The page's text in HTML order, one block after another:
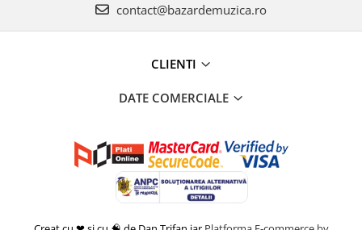
contact@bazardemuzica.ro
CLIENTI
DATE COMERCIALE